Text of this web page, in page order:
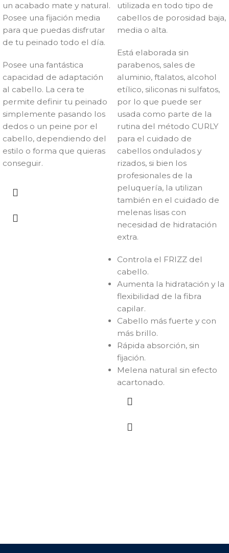
un acabado mate y natural.
Posee una fijación media
para que puedas disfrutar
de tu peinado todo el día.
Posee una fantástica
capacidad de adaptación
al cabello. La cera te
permite definir tu peinado
simplemente pasando los
dedos o un peine por el
cabello, dependiendo del
estilo o forma que quieras
conseguir.
utilizada en todo tipo de
cabellos de porosidad baja,
media o alta.
Está elaborada sin
parabenos, sales de
aluminio, ftalatos, alcohol
etílico, siliconas ni sulfatos,
por lo que puede ser
usada como parte de la
rutina del método CURLY
para el cuidado de
cabellos ondulados y
rizados, si bien los
profesionales de la
peluquería, la utilizan
también en el cuidado de
melenas lisas con
necesidad de hidratación
extra.
Controla el FRIZZ del
cabello.
Aumenta la hidratación y la
flexibilidad de la fibra
capilar.
Cabello más fuerte y con
más brillo.
Rápida absorción, sin
fijación.
Melena natural sin efecto
acartonado.